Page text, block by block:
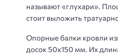
называют «глухари».
стоит выложить
Опорные балки кровли
досок 50х150 мм. Их